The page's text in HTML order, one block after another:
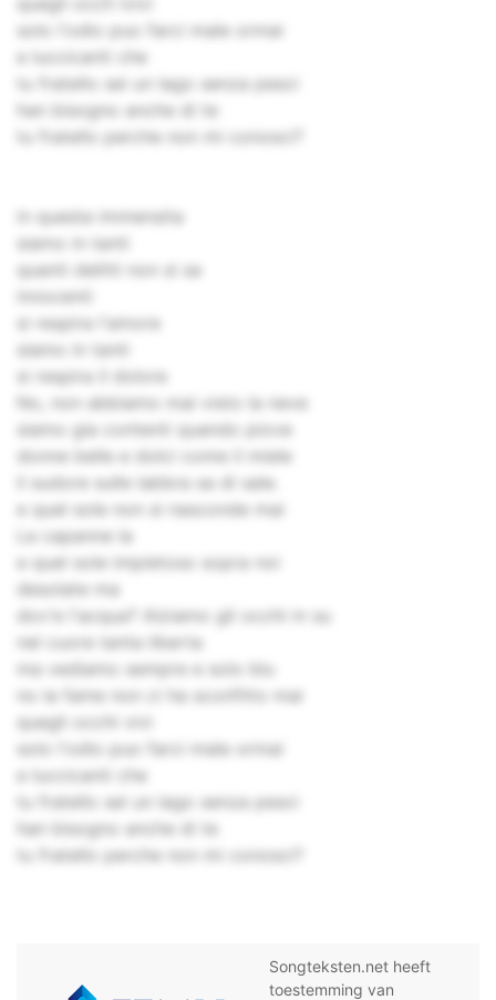
solo l'odio puo farci male ormai
e luccicanti che
tu fratello sei un lago senza pesci
han bisogno anche di te
tu fratello perche non mi conosci?
in questa immensita
siamo in tanti
quanti delitti non si sa
innocenti
si respira l'amore
siamo in tanti
si respira il dolore
No, non abbiamo mai visto la neve
siamo gia contenti quando piove
donne belle e dolci come il miele
il sudore sulle labbra sa di sale.
e quel sole non si nasconde mai
Le capanne la
e quel sole impietoso sopra noi
desolate ma
dov'e l'acqua? Alziamo gli occhi in su
nel cuore tanta liberta
ma vediamo sempre e solo blu
no la fame non ci ha sconfitto mai
quegli occhi vivi
solo l'odio puo farci male ormai
e luccicanti che
tu fratello sei un lago senza pesci
han bisogno anche di te
tu fratello perche non mi conosci?
Songteksten.net heeft
toestemming van